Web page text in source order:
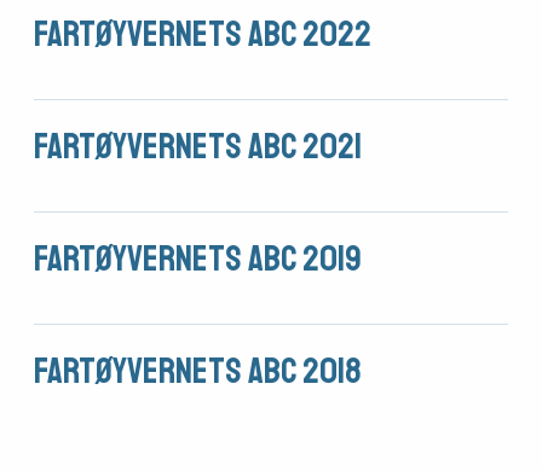
vedlikehold
Om
foreningen
Arrangementer
Fartøyvernets ABC 2022
Fartøyvernets ABC 2021
Fartøyvernets ABC 2019
Fartøyvernets ABC 2018